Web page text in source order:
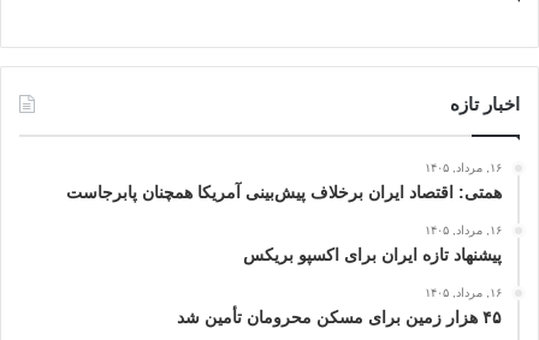
اخبار تازه
۱۶, مرداد, ۱۴۰۵
همتی: اقتصاد ایران برخلاف پیش‌بینی آمریکا همچنان پابرجاست
۱۶, مرداد, ۱۴۰۵
پیشنهاد تازه ایران برای اکسپو بریکس
۱۶, مرداد, ۱۴۰۵
۴۵ هزار زمین برای مسکن محرومان تأمین شد